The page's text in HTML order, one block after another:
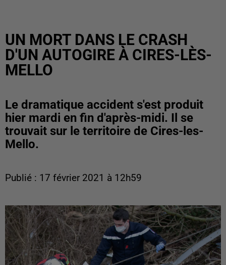
UN MORT DANS LE CRASH
D'UN AUTOGIRE À CIRES-LÈS-
MELLO
Le dramatique accident s'est produit
hier mardi en fin d'après-midi. Il se
trouvait sur le territoire de Cires-les-
Mello.
Publié : 17 février 2021 à 12h59